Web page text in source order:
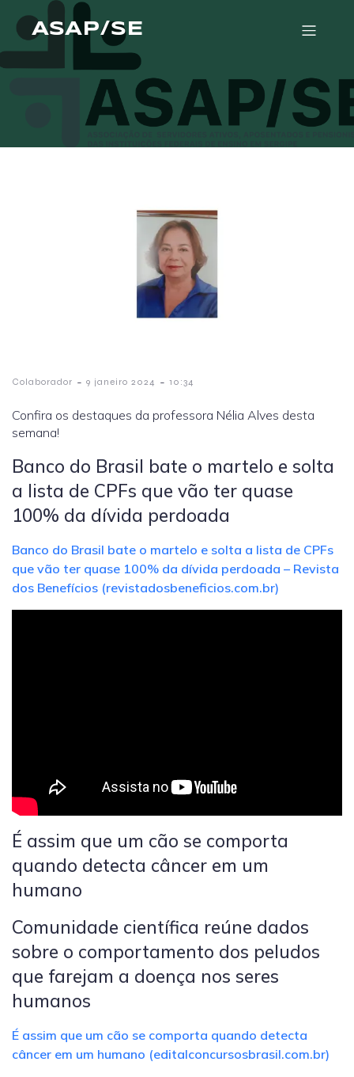
ASAP/SE
Colaborador - 9 janeiro 2024 - 10:34
Confira os destaques da professora Nélia Alves desta
semana!
Banco do Brasil bate o martelo e solta
a lista de CPFs que vão ter quase
100% da dívida perdoada
Banco do Brasil bate o martelo e solta a lista de CPFs
que vão ter quase 100% da dívida perdoada – Revista
dos Benefícios (revistadosbeneficios.com.br)
É assim que um cão se comporta
quando detecta câncer em um
humano
Comunidade científica reúne dados
sobre o comportamento dos peludos
que farejam a doença nos seres
humanos
É assim que um cão se comporta quando detecta
câncer em um humano (editalconcursosbrasil.com.br)